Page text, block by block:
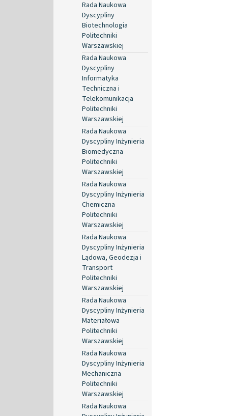
Rada Naukowa
Dyscypliny
Biotechnologia
Politechniki
Warszawskiej
Rada Naukowa
Dyscypliny
Informatyka
Techniczna i
Telekomunikacja
Politechniki
Warszawskiej
Rada Naukowa
Dyscypliny Inżynieria
Biomedyczna
Politechniki
Warszawskiej
Rada Naukowa
Dyscypliny Inżynieria
Chemiczna
Politechniki
Warszawskiej
Rada Naukowa
Dyscypliny Inżynieria
Lądowa, Geodezja i
Transport
Politechniki
Warszawskiej
Rada Naukowa
Dyscypliny Inżynieria
Materiałowa
Politechniki
Warszawskiej
Rada Naukowa
Dyscypliny Inżynieria
Mechaniczna
Politechniki
Warszawskiej
Rada Naukowa